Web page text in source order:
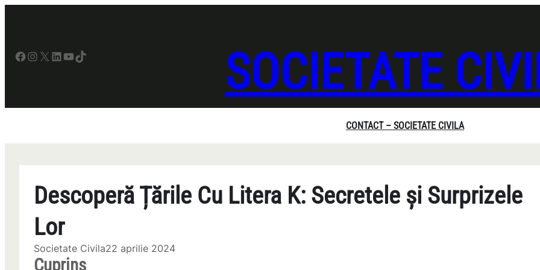
Facebook InstagramX LinkedIn YouTube TikTok SOCIETATE
CONTACT – SOCIETATE CIVILA
Descoperă Țările Cu Litera K: Secretele și Surprizele
Lor
Societate Civila22 aprilie 2024
Cuprins